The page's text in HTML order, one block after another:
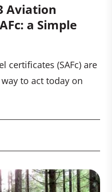
Aviation
a Simple
certificates (SAFc) are
to act today on